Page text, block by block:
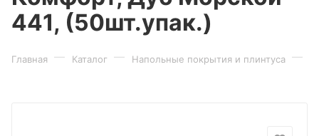
441, (50шт.упак.)
Главная — Каталог — Напольные покрытия и плинтуса —